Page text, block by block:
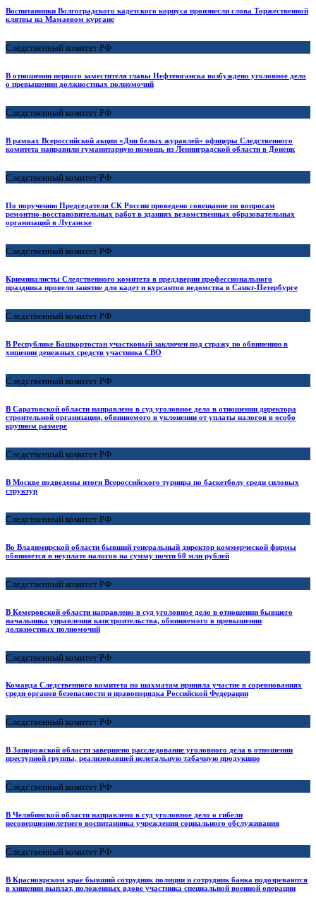
Воспитанники Волгоградского кадетского корпуса произнесли слова Торжественной
клятвы на Мамаевом кургане
Следственный комитет РФ
В отношении первого заместителя главы Нефтеюганска возбуждено уголовное дело
о превышении должностных полномочий
Следственный комитет РФ
В рамках Всероссийской акции «Дни белых журавлей» офицеры Следственного
комитета направили гуманитарную помощь из Ленинградской области в Донецк
Следственный комитет РФ
По поручению Председателя СК России проведено совещание по вопросам
ремонтно-восстановительных работ в зданиях ведомственных образовательных
организаций в Луганске
Следственный комитет РФ
Криминалисты Следственного комитета в преддверии профессионального
праздника провели занятие для кадет и курсантов ведомства в Санкт-Петербурге
Следственный комитет РФ
В Республике Башкортостан участковый заключен под стражу по обвинению в
хищении денежных средств участника СВО
Следственный комитет РФ
В Саратовской области направлено в суд уголовное дело в отношении директора
строительной организации, обвиняемого в уклонении от уплаты налогов в особо
крупном размере
Следственный комитет РФ
В Москве подведены итоги Всероссийского турнира по баскетболу среди силовых
структур
Следственный комитет РФ
Во Владимирской области бывший генеральный директор коммерческой фирмы
обвиняется в неуплате налогов на сумму почти 60 млн рублей
Следственный комитет РФ
В Кемеровской области направлено в суд уголовное дело в отношении бывшего
начальника управления капстроительства, обвиняемого в превышении
должностных полномочий
Следственный комитет РФ
Команда Следственного комитета по шахматам приняла участие в соревнованиях
среди органов безопасности и правопорядка Российской Федерации
Следственный комитет РФ
В Запорожской области завершено расследование уголовного дела в отношении
преступной группы, реализовавшей нелегальную табачную продукцию
Следственный комитет РФ
В Челябинской области направлено в суд уголовное дело о гибели
несовершеннолетнего воспитанника учреждения социального обслуживания
Следственный комитет РФ
В Красноярском крае бывший сотрудник полиции и сотрудник банка подозреваются
в хищении выплат, положенных вдове участника специальной военной операции